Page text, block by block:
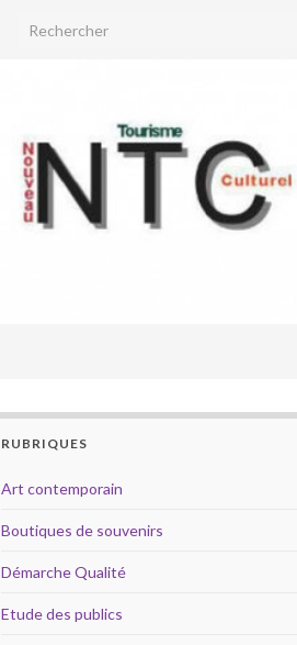
Search for:
RUBRIQUES
Art contemporain
Boutiques de souvenirs
Démarche Qualité
Etude des publics